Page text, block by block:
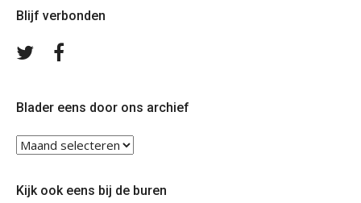
Blijf verbonden
Volg
Blader eens door ons archief
Blader
eens
ons
Kijk ook eens bij de buren